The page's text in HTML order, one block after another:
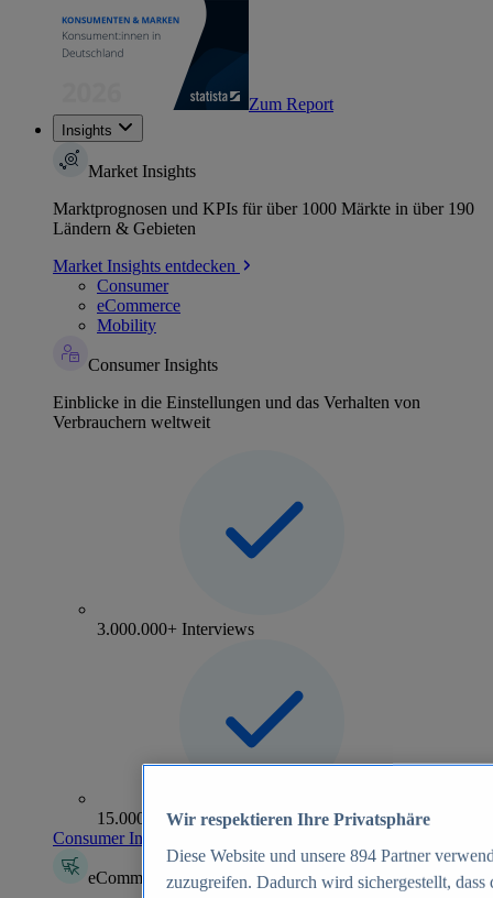
Zum Report
Insights
Market Insights
Marktprognosen und KPIs für über 1000 Märkte in über 190
Ländern & Gebieten
Market Insights entdecken
Consumer
eCommerce
Mobility
Consumer Insights
Einblicke in die Einstellungen und das Verhalten von
Verbrauchern weltweit
3.000.000+ Interviews
15.000+ Marken
Consumer Insights entdecken
eCommerce Insights
Wir respektieren Ihre Privatsphäre
Diese Website und unsere 894 Partner
zuzugreifen. Dadurch wird sichergestellt,